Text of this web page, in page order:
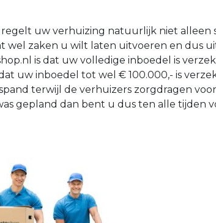
uw verhuizing natuurlijk niet alleen
zaken u wilt laten uitvoeren en dus
is dat uw volledige inboedel is
uw inboedel tot wel € 100.000,- is
terwijl de verhuizers zorgdragen
gepland dan bent u dus ten alle tijden